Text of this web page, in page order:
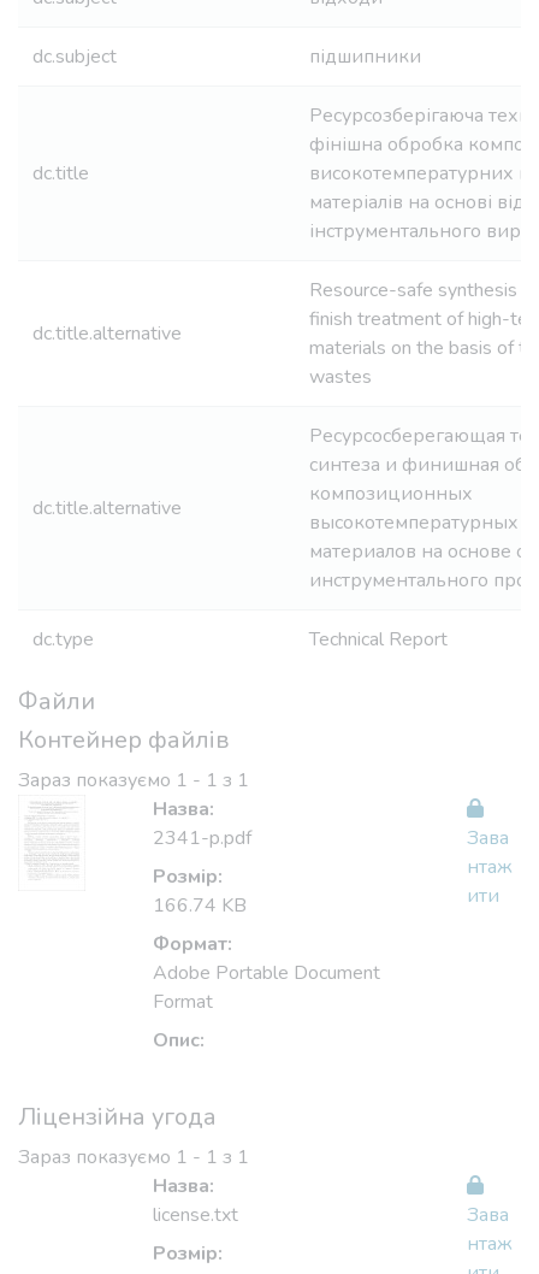
dc.subject підшипники
dc.title
Ресурсозберігаюча
фінішна обробка
високотемпературних
матеріалів на основі
інструментального
dc.title.alternative
Resource-safe synthesis
finish treatment of high-
materials on the basis of
wastes
dc.title.alternative
Ресурсосберегающая
синтеза и финишная
композиционных
высокотемпературных
материалов на основе
инструментального
dc.type Technical Report
Файли
Контейнер файлів
Зараз показуємо 1 - 1 з 1
Назва:
2341-p.pdf
Розмір:
166.74 KB
Формат:
Adobe Portable Document
Format
Опис:
Зава
нтаж
ити
Ліцензійна угода
Зараз показуємо 1 - 1 з 1
Назва:
license.txt
Розмір:
Зава
нтаж
ити